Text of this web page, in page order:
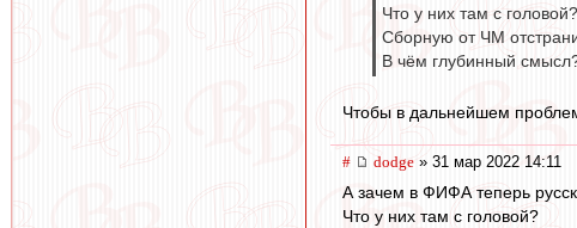
Что у них там с головой?
Сборную от ЧМ
В чём глубинный
Чтобы в дальнейшем
# dodge » 31 мар 2022 14:11
А зачем в ФИФА теперь
Что у них там с головой?